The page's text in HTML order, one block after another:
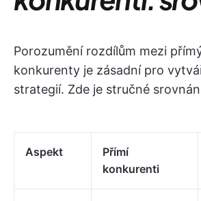
Porozumění rozdílům mezi
konkurenty je zásadní pro
strategií. Zde je stručné
Aspekt
Přímí
konkurenti